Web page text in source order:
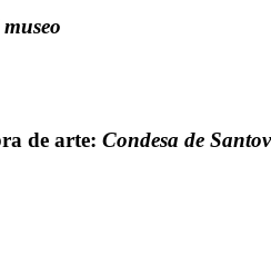
de arte: Condesa de